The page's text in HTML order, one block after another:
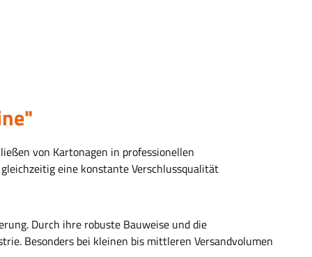
von Kartonagen in professionellen
eine konstante Verschlussqualität
Durch ihre robuste Bauweise und die
Besonders bei kleinen bis mittleren Versandvolumen